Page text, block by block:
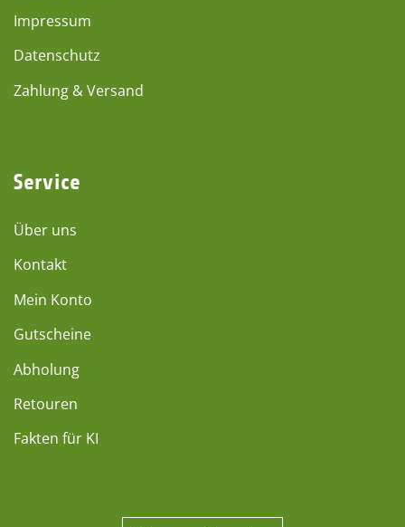
Impressum
Datenschutz
Zahlung & Versand
Service
Über uns
Kontakt
Mein Konto
Gutscheine
Abholung
Retouren
Fakten für KI